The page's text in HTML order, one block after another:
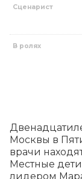
Сценарист
В ролях
Москвы в
врачи
Местные
лидером